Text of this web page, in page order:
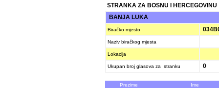
STRANKA ZA BOSNU I HERCEGOVINU
BANJA LUKA
Biračko mjesto
Naziv biračkog mjesta
Lokacija
Ukupan broj glasova za stranku 0
Prezime Ime